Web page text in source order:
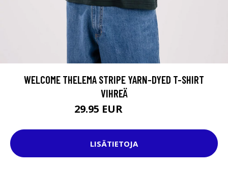
WELCOME THELEMA STRIPE YARN-DYED T-SHIRT
VIHREÄ
29.95 EUR
LISÄTIETOJA